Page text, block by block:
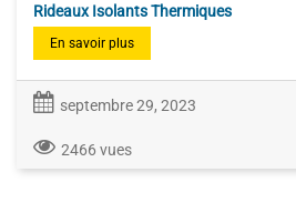
Rideaux Isolants Thermiques
En savoir plus
septembre 29, 2023
2466 vues